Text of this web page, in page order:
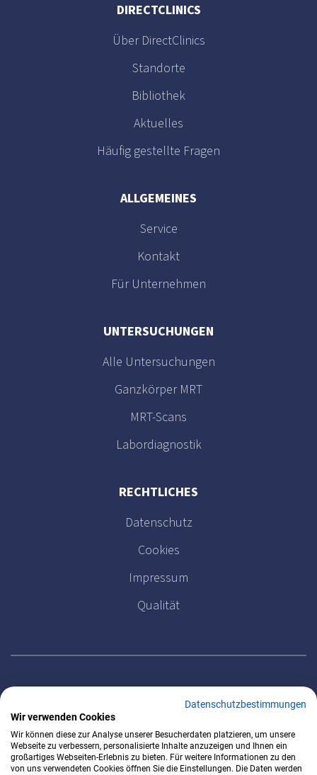
DIRECTCLINICS
Über DirectClinics
Standorte
Bibliothek
Aktuelles
Häufig gestellte Fragen
ALLGEMEINES
Service
Kontakt
Für Unternehmen
UNTERSUCHUNGEN
Alle Untersuchungen
Ganzkörper MRT
MRT-Scans
Labordiagnostik
RECHTLICHES
Datenschutz
Cookies
Impressum
Qualität
MELDEN SIE SICH FÜR UNSEREN NEWSLETTER AN
Datenschutzbestimmungen
Wir verwenden Cookies
Wir können diese zur Analyse unserer Besucherdaten platzieren, um unsere
Webseite zu verbessern, personalisierte Inhalte anzuzeigen und Ihnen ein
großartiges Webseiten-Erlebnis zu bieten. Für weitere Informationen zu den
von uns verwendeten Cookies öffnen Sie die Einstellungen. Die Daten werden